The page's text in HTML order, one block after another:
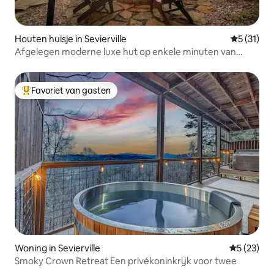
Houten huisje in Sevierville
5 (31)
Afgelegen moderne luxe hut op enkele minuten van
Topfavoriet van gasten
Favoriet van gasten
Woning in Sevierville
5 (23)
Smoky Crown Retreat Een privékoninkrijk voor twee